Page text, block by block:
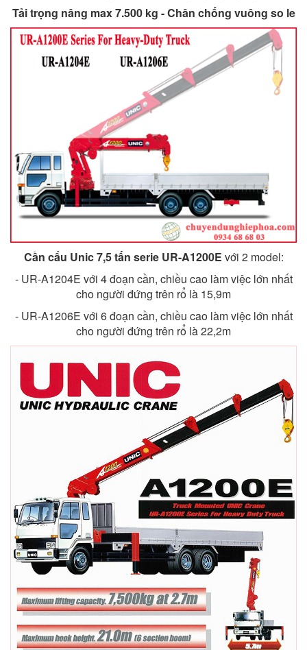
Tải trọng nâng max 7.500 kg - Chân chống vuông so le
Cần cẩu Unic 7,5 tấn serie UR-A1200E với 2 model:
- UR-A1204E với 4 đoạn cần, chiều cao làm việc lớn nhất
cho người đứng trên rổ là 15,9m
- UR-A1206E với 6 đoạn cần, chiều cao làm việc lớn nhất
cho người đứng trên rổ là 22,2m